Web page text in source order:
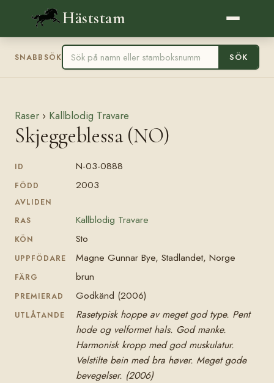
Häststam
SNABBSÖK SÖK
Raser › Kallblodig Travare
Skjeggeblessa (NO)
ID N-03-0888
FÖDD 2003
AVLIDEN
RAS
Kallblodig Travare
KÖN Sto
UPPFÖDARE Magne Gunnar Bye, Stadlandet, Norge
FÄRG brun
PREMIERAD Godkänd (2006)
UTLÅTANDE
Rasetypisk hoppe av meget god type. Pent
hode og velformet hals. God manke.
Harmonisk kropp med god muskulatur.
Velstilte bein med bra høver. Meget gode
bevegelser. (2006)